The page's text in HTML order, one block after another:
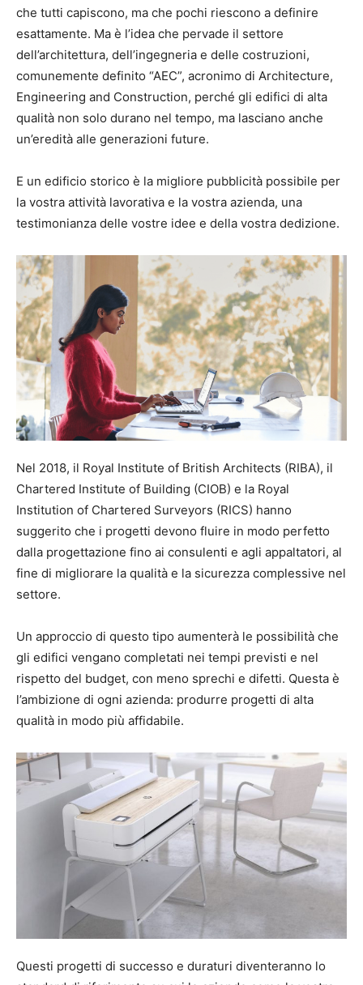
che tutti capiscono, ma che pochi riescono a definire
esattamente. Ma è l’idea che pervade il settore
dell’architettura, dell’ingegneria e delle costruzioni,
comunemente definito “AEC”, acronimo di Architecture,
Engineering and Construction, perché gli edifici di alta
qualità non solo durano nel tempo, ma lasciano anche
un’eredità alle generazioni future.
E un edificio storico è la migliore pubblicità possibile per
la vostra attività lavorativa e la vostra azienda, una
testimonianza delle vostre idee e della vostra dedizione.
Nel 2018, il Royal Institute of British Architects (RIBA), il
Chartered Institute of Building (CIOB) e la Royal
Institution of Chartered Surveyors (RICS) hanno
suggerito che i progetti devono fluire in modo perfetto
dalla progettazione fino ai consulenti e agli appaltatori, al
fine di migliorare la qualità e la sicurezza complessive nel
settore.
Un approccio di questo tipo aumenterà le possibilità che
gli edifici vengano completati nei tempi previsti e nel
rispetto del budget, con meno sprechi e difetti. Questa è
l’ambizione di ogni azienda: produrre progetti di alta
qualità in modo più affidabile.
Questi progetti di successo e duraturi diventeranno lo